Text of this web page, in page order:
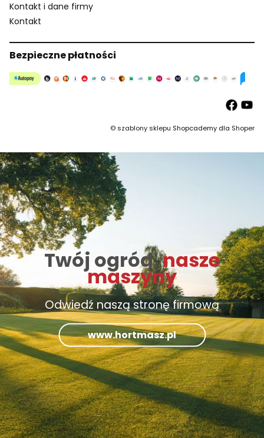
Kontakt i dane firmy
Kontakt
Bezpieczne płatności
©szablony sklepu Shopcademy dla Shoper
Twój ogród,nasze
maszyny
Odwiedź naszą stronę firmową
www.hortmasz.pl